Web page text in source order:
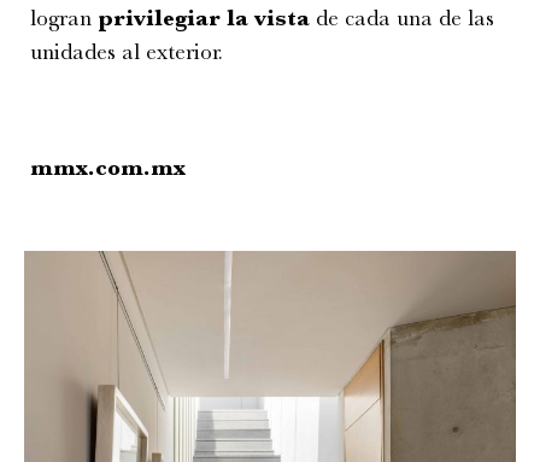
logran privilegiar la vista de cada una de las
unidades al exterior.
mmx.com.mx